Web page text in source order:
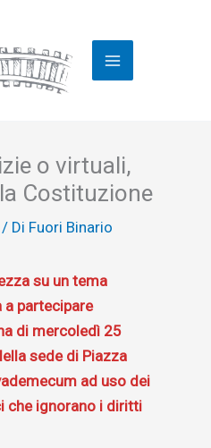
o virtuali,
Costituzione
/ Di Fuori Binario
su un tema
partecipare
di mercoledì 25
sede di Piazza
ad uso dei
che ignorano i diritti